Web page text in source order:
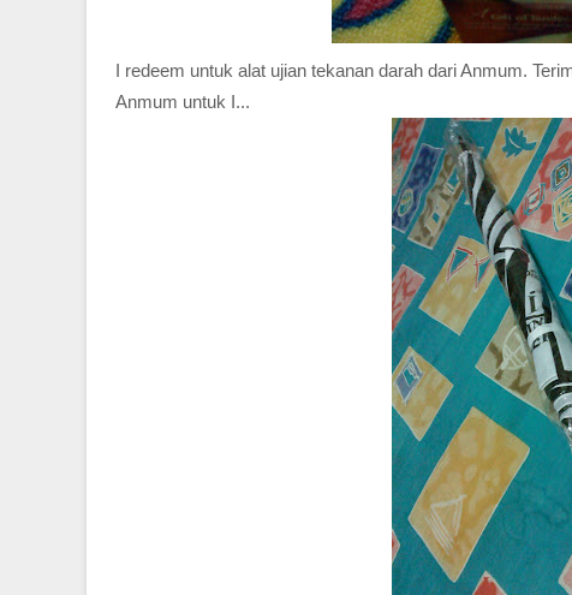
I redeem untuk alat ujian tekanan darah dari Anmum.
Anmum untuk I...